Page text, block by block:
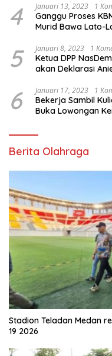
4 Januari 13, 2023 1
Ganggu Proses
Murid Bawa Lato-
5 Januari 8, 2023 1
Ketua DPP
akan Deklarasi
6 Januari 17, 2023 1
Bekerja Sambil
Buka Lowongan
Berita Olahraga
Stadion Teladan Medan
19 2026